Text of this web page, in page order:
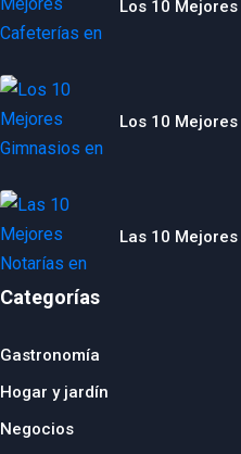
Los 10
Los 10
Las 10
Categorías
Gastronomía
Hogar y jardín
Negocios